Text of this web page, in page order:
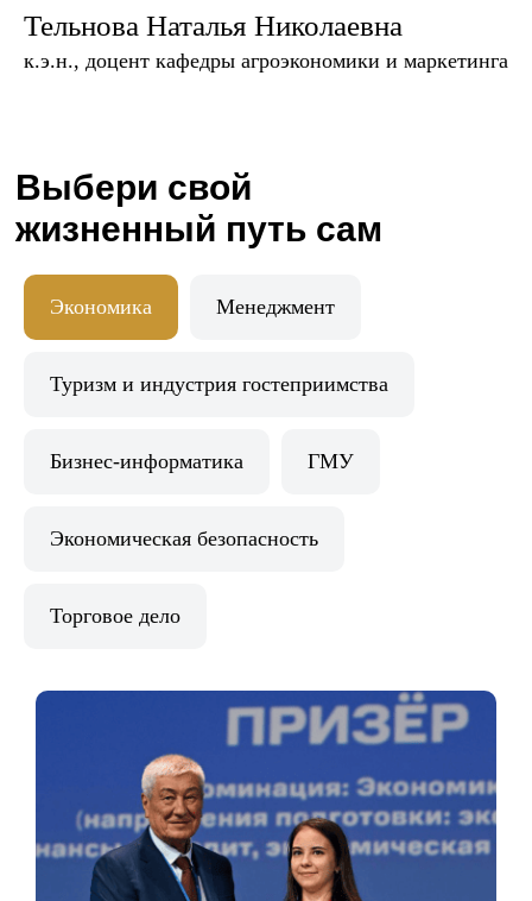
Тельнова Наталья Николаевна
к.э.н., доцент кафедры агроэкономики и маркетинга
Экономика Менеджмент
Туризм и индустрия гостеприимства
Бизнес-информатика ГМУ
Экономическая безопасность
Торговое дело